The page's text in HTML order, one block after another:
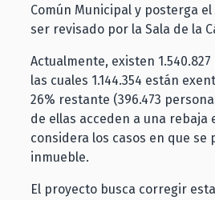
Común Municipal y posterga
ser revisado por la Sala de la
Actualmente, existen
las cuales 1.144.354 están
26% restante (396.473
de ellas acceden a una
considera los casos en que
inmueble.
El proyecto busca corregir